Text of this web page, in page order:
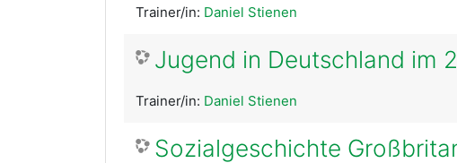
Trainer/in: Daniel Stienen
Jugend in Deutschland im
Trainer/in: Daniel Stienen
Sozialgeschichte